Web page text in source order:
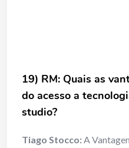
19) RM: Quais as
do acesso a
studio?
Tiago Stocco:A